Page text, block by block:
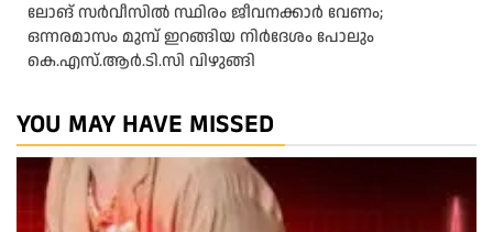
ലോങ് സർവീസിൽ സ്ഥിരം ജീവനക്കാർ വേണം;
ഒന്നരമാസം മുമ്പ് ഇറങ്ങിയ നിർദേശം പോലും
കെ.എസ്.ആർ.ടി.സി വിഴുങ്ങി
YOU MAY HAVE MISSED